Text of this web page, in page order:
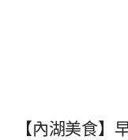
【內湖美食】